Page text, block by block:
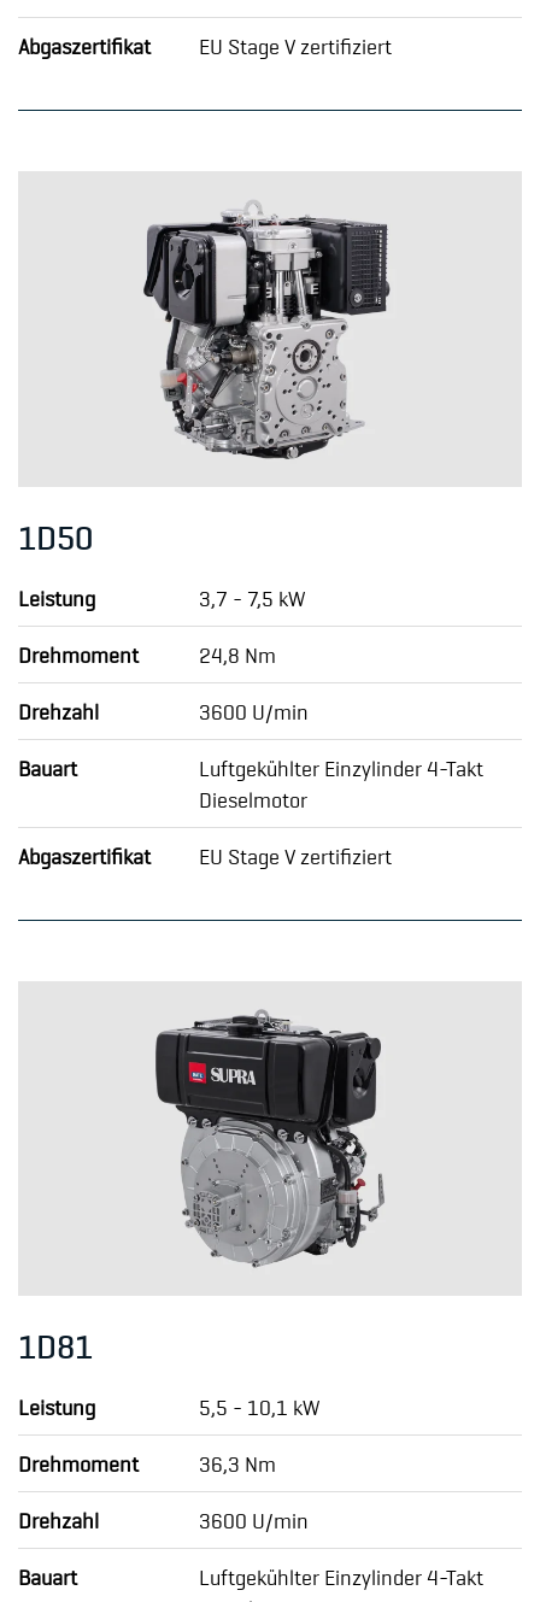
Abgaszertifikat
EU Stage V zertifiziert
1D50
Leistung
3,7 - 7,5 kW
Drehmoment
24,8 Nm
Drehzahl
3600 U/min
Bauart
Luftgekühlter Einzylinder 4-Takt
Dieselmotor
Abgaszertifikat
EU Stage V zertifiziert
1D81
Leistung
5,5 - 10,1 kW
Drehmoment
36,3 Nm
Drehzahl
3600 U/min
Bauart
Luftgekühlter Einzylinder 4-Takt